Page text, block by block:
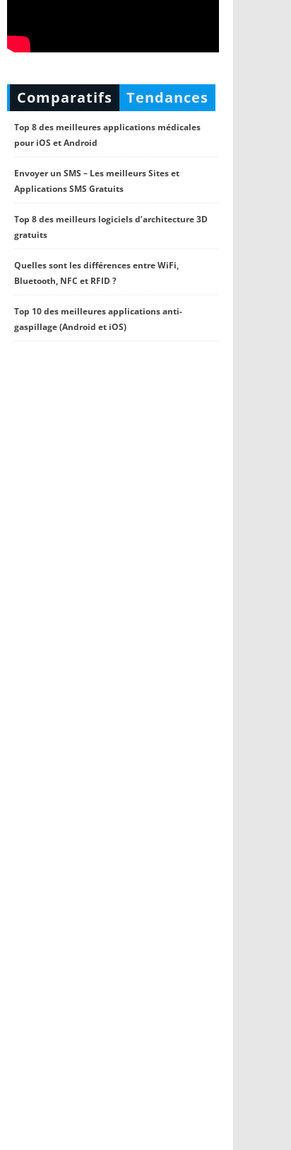
Comparatifs Tendances
Top 8 des meilleures applications médicales
pour iOS et Android
Envoyer un SMS – Les meilleurs Sites et
Applications SMS Gratuits
Top 8 des meilleurs logiciels d’architecture 3D
gratuits
Quelles sont les différences entre WiFi,
Bluetooth, NFC et RFID ?
Top 10 des meilleures applications anti-
gaspillage (Android et iOS)